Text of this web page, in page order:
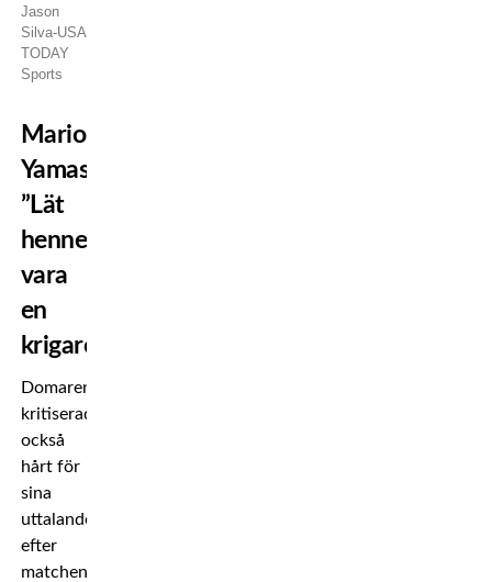
Jason
Silva-USA
TODAY
Sports
Mario
Yamasaki:
”Lät
henne
vara
en
krigare”
Domaren
kritiserades
också
hårt för
sina
uttalanden
efter
matchen,